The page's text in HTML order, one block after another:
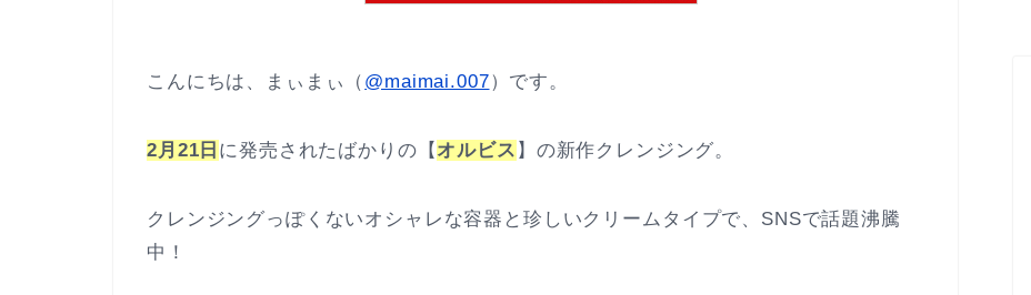
こんにちは、まぃまぃ（ @maimai.007）です。
2月21日 に発売されたばかりの【 オルビス 】の新作クレンジング。
クレンジングっぽくないオシャレな容器と珍しいクリームタイプで、SNSで話題沸騰
中！